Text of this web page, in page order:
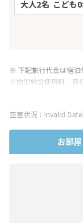
※ 下記旅行代金は宿泊
※幼児施設使用料、貸
み表記となりますが
※表示されている旅行
終確認画面でご確認く
空室状況：Invalid
お部屋